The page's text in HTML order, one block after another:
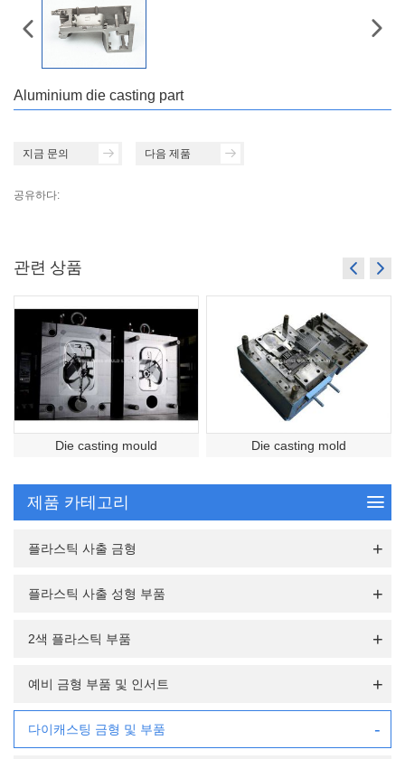
Aluminium die casting part
지금 문의 다음 제품
공유하다:
관련 상품
Die casting mould Die casting mold
제품 카테고리
플라스틱 사출 금형
플라스틱 사출 성형 부품
2색 플라스틱 부품
예비 금형 부품 및 인서트
다이캐스팅 금형 및 부품